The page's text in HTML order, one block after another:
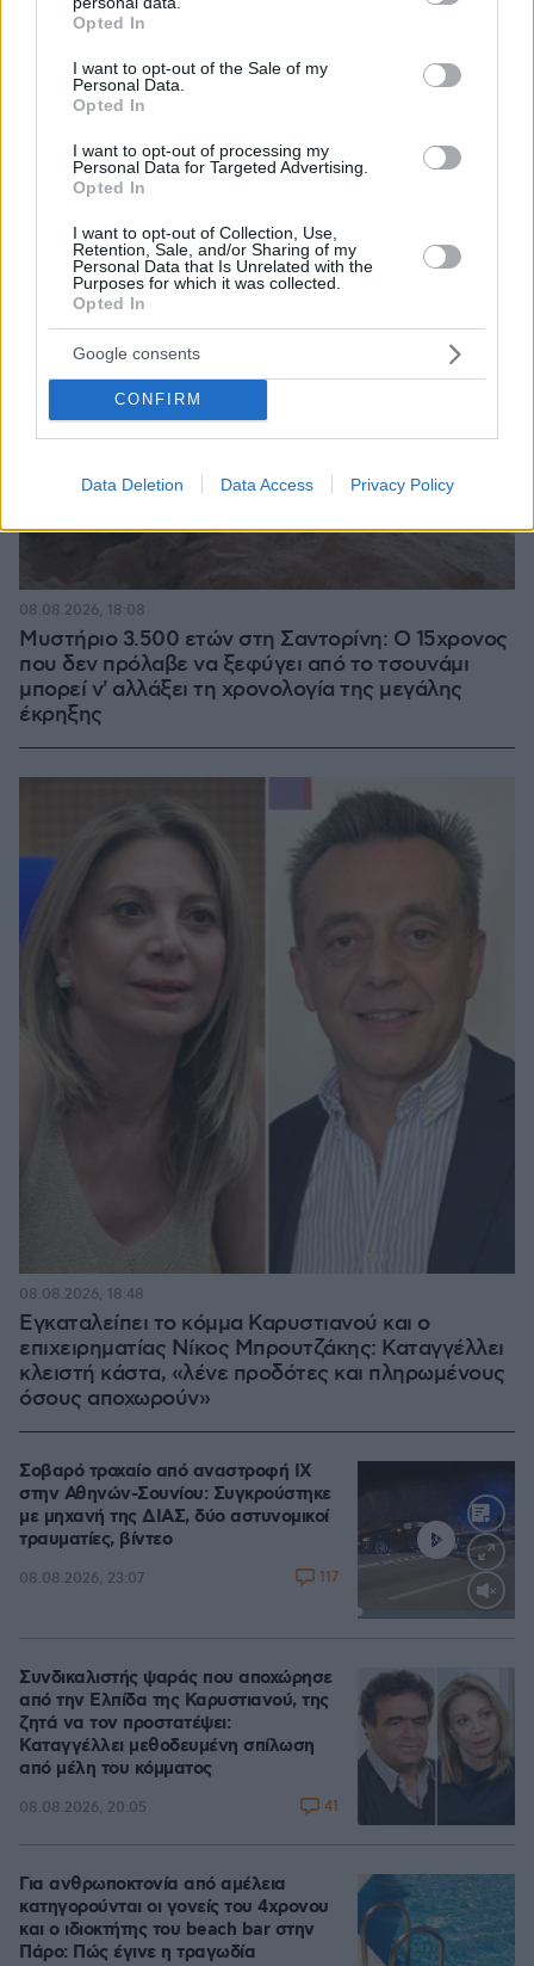
grant or deny consent to Google and its third-party tags to
use your data for below specified purposes in below Google
consent section.
Opted In
I want to opt-out of the Sale of my
Personal Data.
Opted In
I want to opt-out of processing my
Personal Data for Targeted Advertising.
Opted In
I want to opt-out of Collection, Use,
Retention, Sale, and/or Sharing of my
Personal Data that Is Unrelated with the
Purposes for which it was collected.
Opted In
Google consents
CONFIRM
Data Deletion Data Access Privacy Policy
ιστορία του ποδοσφαίρου με μια υπογραφή σε...
χαρτοπετσέτα
Μυστήριο 3.500 ετών στη Σαντορίνη: Ο 15χρονος
που δεν πρόλαβε να ξεφύγει από το τσουνάμι
μπορεί ν' αλλάξει τη χρονολογία της μεγάλης
έκρηξης
08.08.2026, 18:08
Εγκαταλείπει το κόμμα Καρυστιανού και ο
επιχειρηματίας Νίκος Μπρουτζάκης: Καταγγέλλει
κλειστή κάστα, «λένε προδότες και πληρωμένους
όσους αποχωρούν»
08.08.2026, 18:48
Σοβαρό τροχαίο από αναστροφή ΙΧ
στην Αθηνών-Σουνίου: Συγκρούστηκε
με μηχανή της ΔΙΑΣ, δύο αστυνομικοί
τραυματίες, βίντεο
08.08.2026, 23:07 117
Συνδικαλιστής ψαράς που αποχώρησε
από την Ελπίδα της Καρυστιανού, της
ζητά να τον προστατέψει:
Καταγγέλλει μεθοδευμένη σπίλωση
από μέλη του κόμματος
08.08.2026, 20:05 41
Για ανθρωποκτονία από αμέλεια
κατηγορούνται οι γονείς του 4χρονου
και ο ιδιοκτήτης του beach bar στην
Πάρο: Πώς έγινε η τραγωδία